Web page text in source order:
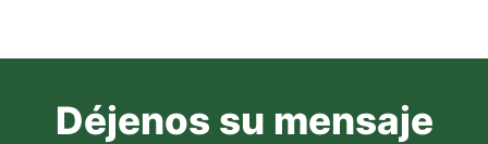
Déjenos su mensaje